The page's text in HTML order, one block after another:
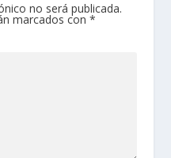
no será publicada.
marcados con *